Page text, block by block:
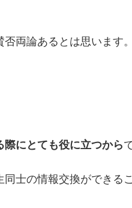
両論あるとは思います。
にとても役に立つから
士の情報交換ができる